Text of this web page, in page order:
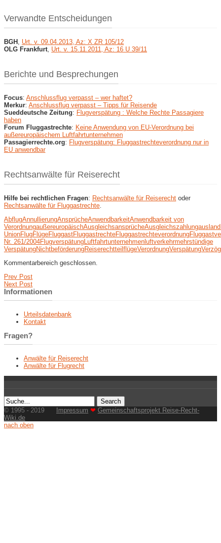
Verwandte Entscheidungen
BGH Urt. v. 09.04.2013, Az: X ZR 105/12
OLG Frankfurt Urt. v. 15.11.2011, Az: 16 U 39/11
Berichte und Besprechungen
Focus: Anschlussflug verpasst – wer haftet?
Merkur: Anschlussflug verpasst – Tipps für Reisende
Sueddeutsche Zeitung: Flugverspätung : Welche Rechte Passagiere
haben
Forum Fluggastrechte: Keine Anwendung von EU-Verordnung bei
außereuropäischem Luftfahrtunternehmen
Passagierrechte.org: Flugverspätung: Fluggastrechteverordnung nur in
EU anwendbar
Rechtsanwälte für Reiserecht
Hilfe bei rechtlichen Fragen: Rechtsanwälte für Reiserecht oder
Rechtsanwälte für Fluggastrechte
AbflugAnnullierungAnsprücheAnwendbarkeitAnwendbarkeit von
VerordnungaußereuropäischAusgleichsansprücheAusgleichszahlungausland
UnionFlugFlügeFluggastFluggastrechteFluggastrechteverordnung
Nr. 261/2004FlugverspätungLuftfahrtunternehmenluftverkehrmehrstündige
VerspätungNichtbeförderungReiserechtteilflügeVerordnungVerspätung
Kommentarbereich geschlossen.
Prev Post
Next Post
Informationen
Urteilsdatenbank
Kontakt
Fragen?
Anwälte für Reiserecht
Anwälte für Flugrecht
© 1995 - 2019 Impressum ❤ Gemeinschaftsprojekt Reise-Recht-
Wiki.de
nach oben